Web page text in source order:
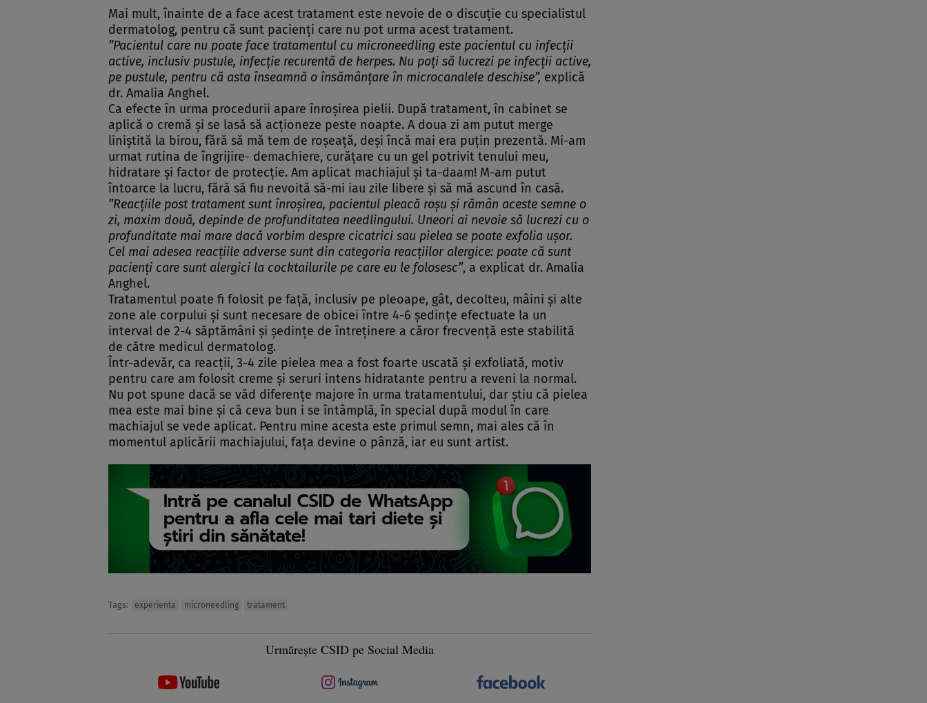
Mai mult, înainte de a face acest tratament este nevoie de o discuţie cu specialistul
dermatolog, pentru că sunt pacienţi care nu pot urma acest tratament.
”Pacientul care nu poate face tratamentul cu microneedling este pacientul cu infecţii
active, inclusiv pustule, infecţie recurentă de herpes. Nu poţi să lucrezi pe infecţii active,
pe pustule, pentru că asta înseamnă o însămânţare în microcanalele deschise”, explică
dr. Amalia Anghel.
Ca efecte în urma procedurii apare înroşirea pielii. După tratament, în cabinet se
aplică o cremă şi se lasă să acţioneze peste noapte. A doua zi am putut merge
liniştită la birou, fără să mă tem de roşeaţă, deşi încă mai era puţin prezentă. Mi-am
urmat rutina de îngrijire- demachiere, curăţare cu un gel potrivit tenului meu,
hidratare şi factor de protecţie. Am aplicat machiajul şi ta-daam! M-am putut
întoarce la lucru, fără să fiu nevoită să-mi iau zile libere şi să mă ascund în casă.
”Reacţiile post tratament sunt înroşirea, pacientul pleacă roşu şi rămân aceste semne o
zi, maxim două, depinde de profunditatea needlingului. Uneori ai nevoie să lucrezi cu o
profunditate mai mare dacă vorbim despre cicatrici sau pielea se poate exfolia uşor.
Cel mai adesea reacţiile adverse sunt din categoria reacţiilor alergice: poate că sunt
pacienţi care sunt alergici la cocktailurile pe care eu le folosesc”, a explicat dr. Amalia
Anghel.
Tratamentul poate fi folosit pe faţă, inclusiv pe pleoape, gât, decolteu, mâini şi alte
zone ale corpului şi sunt necesare de obicei între 4-6 şedinţe efectuate la un
interval de 2-4 săptămâni şi şedinţe de întreţinere a căror frecvenţă este stabilită
de către medicul dermatolog.
Într-adevăr, ca reacţii, 3-4 zile pielea mea a fost foarte uscată şi exfoliată, motiv
pentru care am folosit creme şi seruri intens hidratante pentru a reveni la normal.
Nu pot spune dacă se văd diferenţe majore în urma tratamentului, dar ştiu că pielea
mea este mai bine şi că ceva bun i se întâmplă, în special după modul în care
machiajul se vede aplicat. Pentru mine acesta este primul semn, mai ales că în
momentul aplicării machiajului, faţa devine o pânză, iar eu sunt artist.
Tags: experienta microneedling tratament
Urmărește CSID pe Social Media